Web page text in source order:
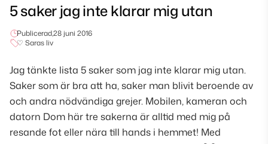
5 saker jag inte klarar mig utan
Publicerad,28 juni 2016
♡ Saras liv
Jag tänkte lista 5 saker som jag inte klarar mig utan.
Saker som är bra att ha, saker man blivit beroende av
och andra nödvändiga grejer. Mobilen, kameran och
datorn Dom här tre sakerna är alltid med mig på
resande fot eller nära till hands i hemmet! Med